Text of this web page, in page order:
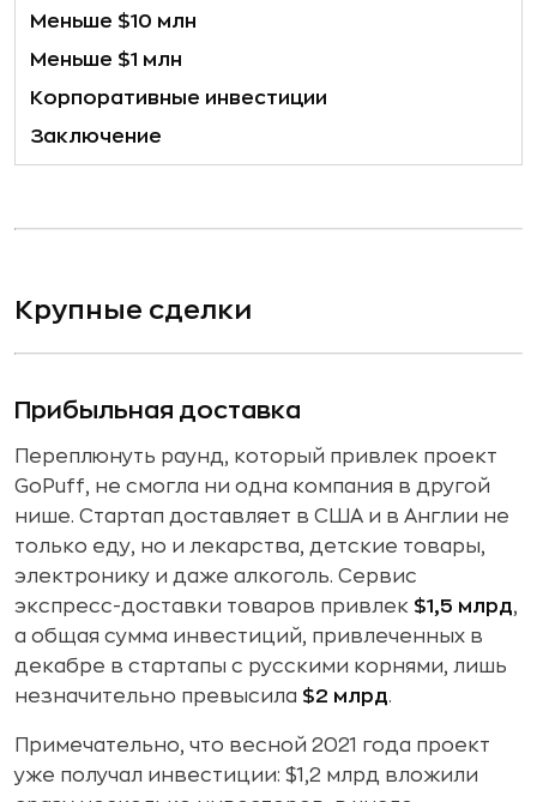
Меньше $10 млн
Меньше $1 млн
Корпоративные инвестиции
Заключение
Крупные сделки
Прибыльная доставка
Переплюнуть раунд, который привлек проект
GoPuff, не смогла ни одна компания в другой
нише. Стартап доставляет в США и в Англии не
только еду, но и лекарства, детские товары,
электронику и даже алкоголь. Сервис
экспресс-доставки товаров привлек $1,5 млрд,
а общая сумма инвестиций, привлеченных в
декабре в стартапы с русскими корнями, лишь
незначительно превысила $2 млрд.
Примечательно, что весной 2021 года проект
уже получал инвестиции: $1,2 млрд вложили